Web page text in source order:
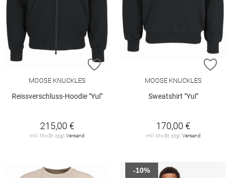
ZUR WUNSCHLISTE HINZUFÜGEN
MOOSE KNUCKLES
Reissverschluss-Hoodie "Yul"
215,00 €
inkl. MwSt. zzgl. Versand
MOOSE KNUCKLES
Sweatshirt "Yul"
170,00 €
inkl. MwSt. zzgl. Versand
-10%